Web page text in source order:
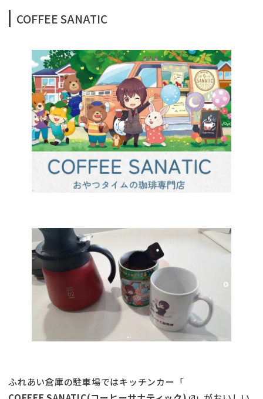
COFFEE SANATIC
ふれあい倉庫の駐車場ではキッチンカー「